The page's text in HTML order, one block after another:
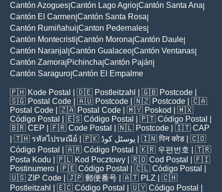
Cantón Azogues Cantón Lago Agrio Cantón Santa Ana
Cantón El Carmen Cantón Santa Rosa
Cantón Rumiñahui Canton Pedernales
Cantón Montecristi Cantón Morona Cantón Daule
Cantón Naranjal Cantón Gualaceo Cantón Ventanas
Cantón Zamora Pichincha Cantón Paján
Cantón Saraguro Cantón El Empalme
🇵🇭 Kode Postal | 🇩🇪 Postleitzahl | 🇬🇧 Postcode
🇸🇬 Postal Code | 🇦🇺 Postcode | 🇳🇿 Postcode | 🇨🇦
Postal Code | 🇿🇦 Postal Code | 🇲🇾 Poskod
| 🇲🇽
Código Postal
| 🇪🇸 Código Postal | 🇵🇹 Código Postal
🇧🇷 CEP | 🇫🇷 Code Postal | 🇳🇱 Postcode | 🇮🇹 CAP
| 🇹🇭 รหัสไปรษณีย์ | 🇵🇰 پوسٹل کوڈ | 🇮🇳पिन कोड | 🇨🇴
Código Postal
| 🇦🇷 Código Postal | 🇰🇷 우편번호
| 🇹🇷
Posta Kodu | 🇵🇱 Kod Pocztowy | 🇷🇴 Cod Poștal
| 🇫🇮
Postinumero | 🇵🇪 Código Postal | 🇨🇱 Código Postal
🇺🇸 ZIP Code | 🇯🇵 郵便番号 | 🇦🇹 PLZ | 🇨🇭
Postleitzahl
| 🇪🇨 Código Postal | 🇺🇾 Código Postal